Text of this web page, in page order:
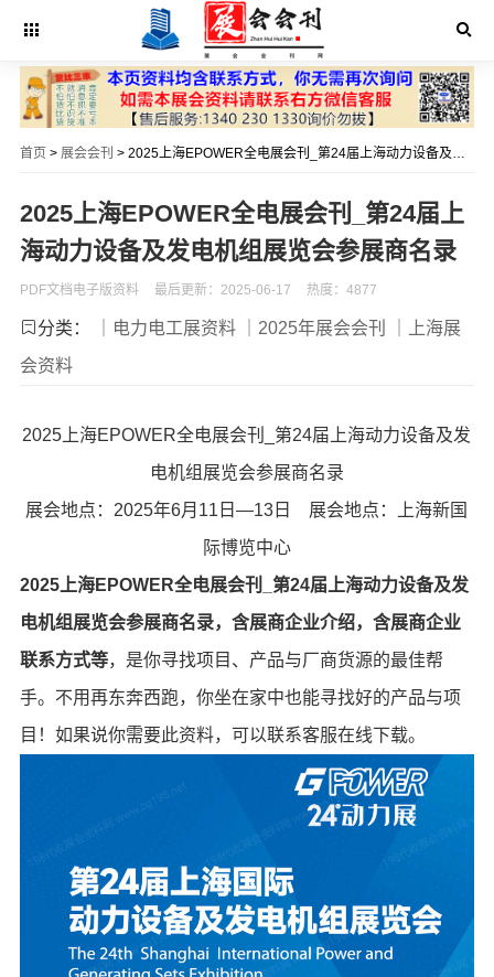
首页 > 展会会刊 > 2025上海EPOWER全电展会刊_第24届上海动力设备及发电机组展览会参展商名录
2025上海EPOWER全电展会刊_第24届上
海动力设备及发电机组展览会参展商名录
PDF文档电子版资料 最后更新：2025-06-17 热度：4877
分类： ｜电力电工展资料 ｜2025年展会会刊
｜上海展
会资料
2025上海EPOWER全电展会刊_第24届上海动力设备及发
电机组展览会参展商名录
展会地点：2025年6月11日—13日 展会地点：上海新国
际博览中心
2025上海EPOWER全电展会刊_第24届上海动力设备及发
电机组展览会参展商名录，含展商企业介绍，含展商企业
联系方式等，是你寻找项目、产品与厂商货源的最佳帮
手。不用再东奔西跑，你坐在家中也能寻找好的产品与项
目！如果说你需要此资料，可以联系客服在线下载。